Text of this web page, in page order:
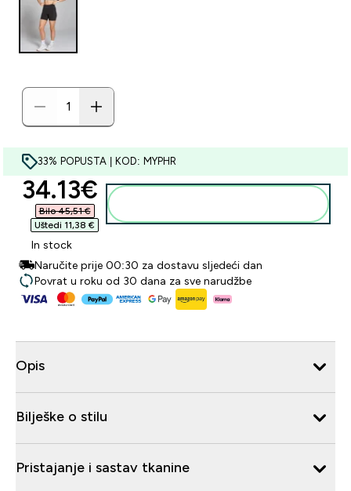
33% POPUSTA | KOD: MYPHR
discounted price
34.13€‎
Bilo 45,51 €‎
Uštedi 11,38 €‎
In stock
Naručite prije 00:30 za dostavu sljedeći dan
Povrat u roku od 30 dana za sve narudžbe
Opis
Bilješke o stilu
Pristajanje i sastav tkanine